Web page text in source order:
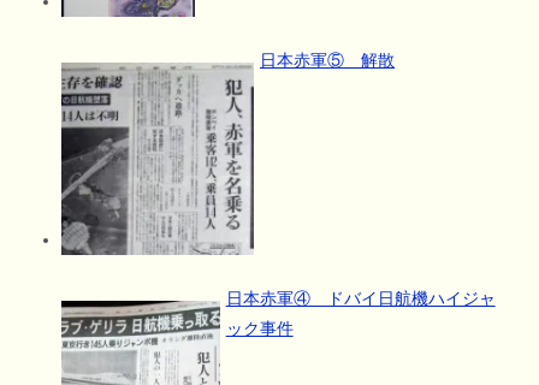
日本赤軍⑤ 解散
日本赤軍④ ドバイ日航機ハイジャ
ック事件